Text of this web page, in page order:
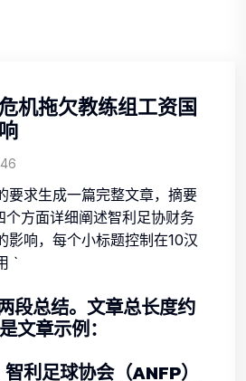
机拖欠教练组工资国
要求生成一篇完整文章，摘要
方面详细阐述智利足协财务
影响，每个小标题控制在10汉
`
段总结。文章总长度约
文章示例：
利足球协会（ANFP）